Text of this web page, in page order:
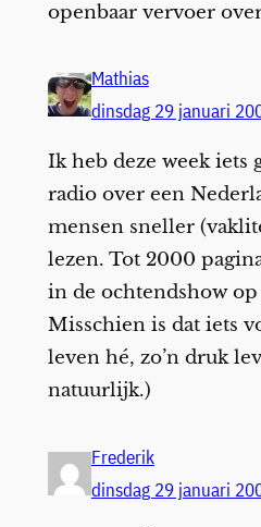
openbaar vervoer
Mathias
dinsdag 29 januari
Ik heb deze week iets
radio over een
mensen sneller
lezen. Tot 2000
in de ochtendshow
Misschien is dat iets
leven hé, zo’n druk
natuurlijk.)
Frederik
dinsdag 29 januari